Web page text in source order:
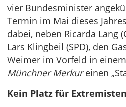
vier Bundesminister
Termin im Mai dieses
dabei, neben Ricarda Lang
Lars Klingbeil (SPD), den
Weimer im Vorfeld in einem
Münchner Merkureinen
Kein Platz für Extremisten